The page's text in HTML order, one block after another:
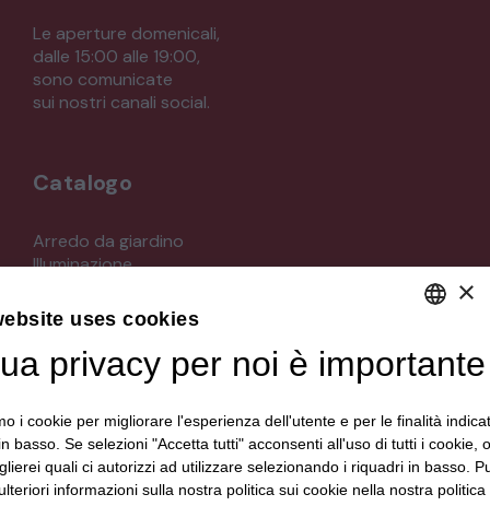
Le aperture domenicali,
dalle 15:00 alle 19:00,
sono comunicate
sui nostri canali social.
Catalogo
Arredo da giardino
Illuminazione
Mobili
Oggettistica
Orologeria
Quadri stampe
Strumenti musicali e accessori
Tappeti e tessuti
Veicoli d'epoca
DEFAULT LANGUAGE
ITALIAN
×
uses cookies
privacy per noi è importante
i cookie per migliorare l'esperienza dell'utente e per le finalità
basso. Se selezioni "Accetta tutti" acconsenti all'uso di tutti i cookie,
quali ci autorizzi ad utilizzare selezionando i riquadri in basso.
informazioni sulla nostra politica sui cookie nella nostra politica